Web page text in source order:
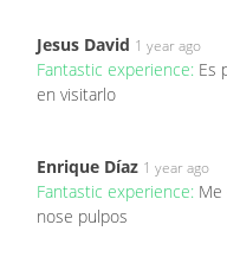
Jesus David 1 year ago
Fantastic experience: Es
en visitarlo
Enrique Díaz 1 year ago
Fantastic experience:
nose pulpos